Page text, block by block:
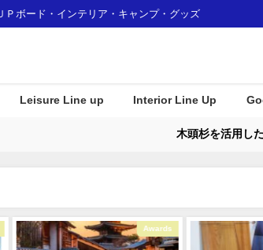
Ｐボード・インテリア・キャンプ・グッズ
Leisure Line up Interior Line Up
木頭杉を活用し
Awards